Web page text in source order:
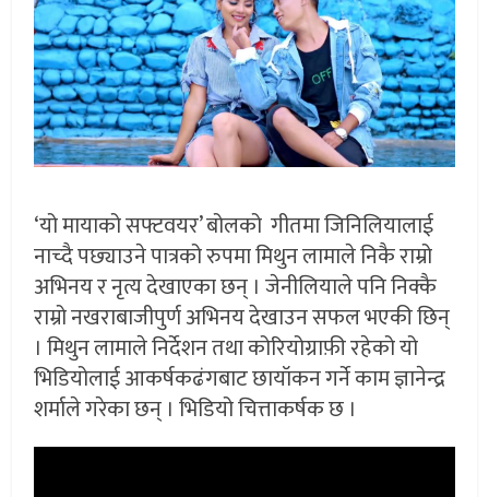
‘यो मायाको सफ्टवयर’ बोलको गीतमा जिनिलियालाई
नाच्दै पछ्याउने पात्रको रुपमा मिथुन लामाले निकै राम्रो
अभिनय र नृत्य देखाएका छन् । जेनीलियाले पनि निक्कै
राम्रो नखराबाजीपुर्ण अभिनय देखाउन सफल भएकी छिन्
। मिथुन लामाले निर्देशन तथा कोरियोग्राफ़ी रहेको यो
भिडियोलाई आकर्षकढंगबाट छायॉकन गर्ने काम ज्ञानेन्द्र
शर्माले गरेका छन् । भिडियो चित्ताकर्षक छ ।